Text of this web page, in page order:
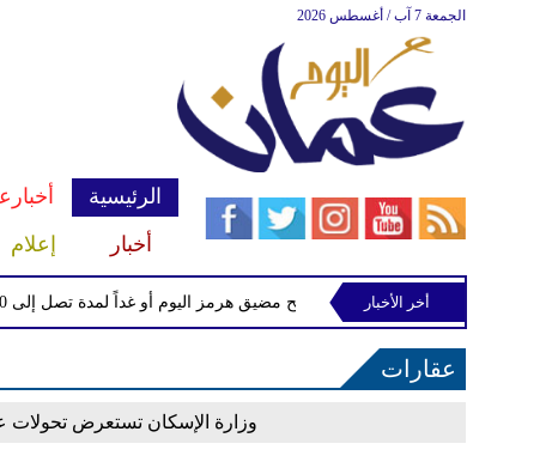
الجمعة 7 آب / أغسطس 2026
الرئيسية
أخبار
إعلام
وزير الخزانة الأمريكي يتوقع فتح مضيق هرمز اليوم أو غداً لمدة تصل إلى 60 يوماً
أخر الأخبار
عقارات
وزارة الإسكان تستعرض تحولات